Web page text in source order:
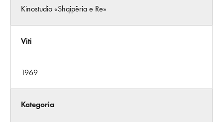
Kinostudio «Shqipëria e Re»
Viti
1969
Kategoria